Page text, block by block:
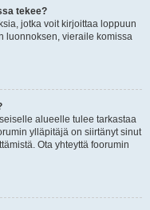
tekee?
jotka voit kirjoittaa loppuun
luonnoksen, vieraile komissa
alueelle tulee tarkastaa
ylläpitäjä on siirtänyt sinut
Ota yhteyttä foorumin